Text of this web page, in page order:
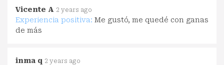
Vicente A 2 years ago
Experiencia positiva: Me gustó, me quedé con ganas
de más
inma q 2 years ago